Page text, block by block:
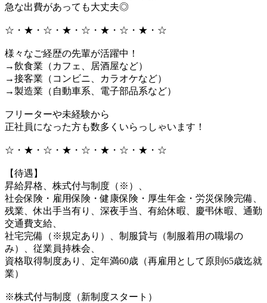
急な出費があっても大丈夫◎
☆・★・☆・★・☆・★・☆・★・☆
様々なご経歴の先輩が活躍中！
→飲食業（カフェ、居酒屋など）
→接客業（コンビニ、カラオケなど）
→製造業（自動車系、電子部品系など）
フリーターや未経験から
正社員になった方も数多くいらっしゃいます！
☆・★・☆・★・☆・★・☆・★・☆
【待遇】
昇給昇格、株式付与制度（※）、
社会保険・雇用保険・健康保険・厚生年金・労災保険完備、
残業、休出手当有り、深夜手当、有給休暇、慶弔休暇、通勤
交通費支給、
社宅完備（※規定あり）、制服貸与（制服着用の職場の
み）、従業員持株会、
資格取得制度あり、定年満60歳（再雇用として原則65歳迄就
業）
※株式付与制度（新制度スタート）